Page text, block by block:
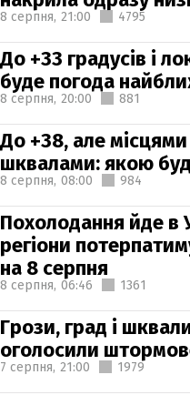
8 серпня, 21:00 4795
До +33 градусів і
буде погода
8 серпня, 20:00 881
До +38, але
шквалами: якою
8 серпня, 08:00 984
Похолодання йде в
регіони
на 8 серпня
8 серпня, 06:46 1361
Грози, град і
оголосили
7 серпня, 21:00 1979